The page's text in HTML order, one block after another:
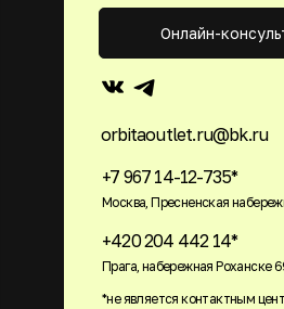
+7 967 14-12-735*
Москва, Пресненская
+420 204 442 14*
Прага, набережная Роханске
orbitaoutlet.ru@bk.ru
Онлайн-
*не является контактным